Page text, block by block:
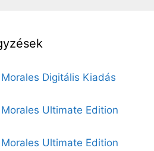
Digitális Kiadás
Ultimate Edition
Ultimate Edition